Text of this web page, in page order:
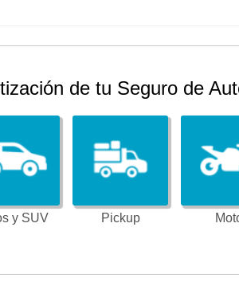
de tu Seguro de
y SUV Pickup